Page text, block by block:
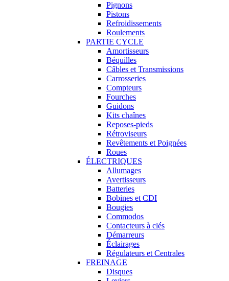
Pignons
Pistons
Refroidissements
Roulements
PARTIE CYCLE
Amortisseurs
Béquilles
Câbles et Transmissions
Carrosseries
Compteurs
Fourches
Guidons
Kits chaînes
Reposes-pieds
Rétroviseurs
Revêtements et Poignées
Roues
ÉLECTRIQUES
Allumages
Avertisseurs
Batteries
Bobines et CDI
Bougies
Commodos
Contacteurs à clés
Démarreurs
Éclairages
Régulateurs et Centrales
FREINAGE
Disques